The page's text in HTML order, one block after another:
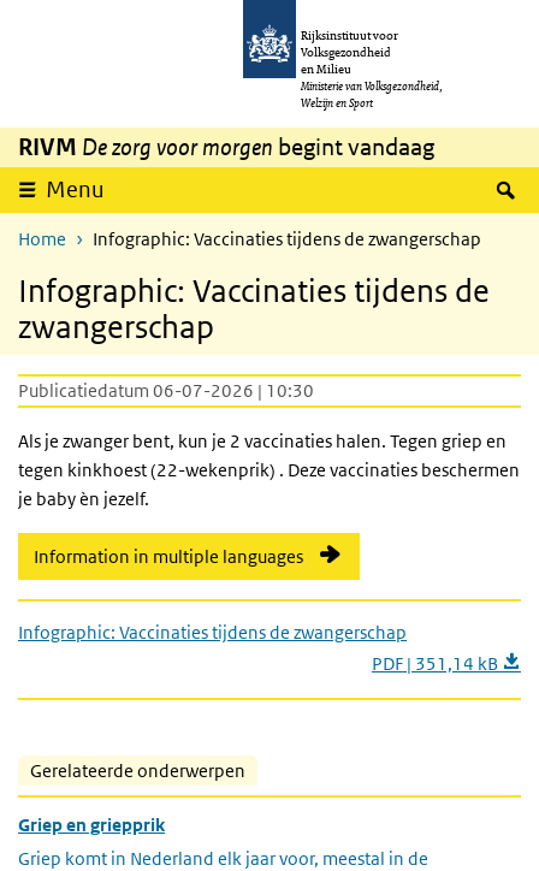
Overslaan en naar de inhoud gaan
Rijksinstituut voor
Volksgezondheid
en Milieu
Ministerie van Volksgezondheid,
Welzijn en Sport
RIVM De zorg voor morgen begint vandaag
Menu
Home Infographic: Vaccinaties tijdens de zwangerschap
Infographic: Vaccinaties tijdens de
zwangerschap
Publicatiedatum 06-07-2026 | 10:30
Als je zwanger bent, kun je 2 vaccinaties halen. Tegen griep en
tegen kinkhoest (22-wekenprik) . Deze vaccinaties beschermen
je baby èn jezelf.
Information in multiple languages
Infographic: Vaccinaties tijdens de zwangerschap
PDF | 351,14 kB
Gerelateerde onderwerpen
Griep en griepprik
Griep komt in Nederland elk jaar voor, meestal in de